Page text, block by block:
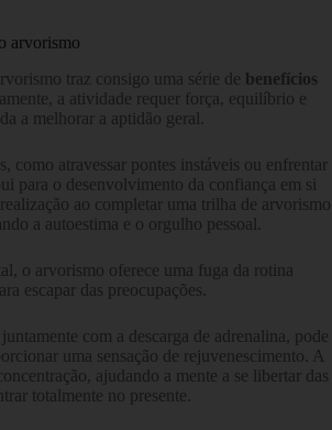
arvorismo
traz consigo uma série de benefícios
a atividade requer força, equilíbrio e
a melhorar a aptidão geral.
como atravessar pontes instáveis ou enfrentar
para o desenvolvimento da confiança em si
ao completar uma trilha de arvorismo
a autoestima e o orgulho pessoal.
o arvorismo oferece uma fuga da rotina
escapar das preocupações.
com a descarga de adrenalina, pode
uma sensação de rejuvenescimento. A
ajudando a mente a se libertar das
totalmente no presente.